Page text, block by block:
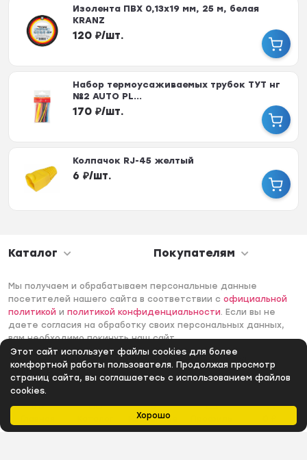
Хорошо
Этот сайт использует файлы cookies для более
комфортной работы пользователя. Продолжая просмотр
страниц сайта, вы соглашаетесь с использованием файлов
cookies.
Избранное
Изолента ПВХ 0,13х19 мм, 25 м, белая
KRANZ
120 ₽/шт.
Набор термоусаживаемых трубок ТУТ нг
№2 AUTO PL...
170 ₽/шт.
Колпачок RJ-45 желтый
6 ₽/шт.
Каталог Покупателям
Мы получаем и обрабатываем персональные данные
посетителей нашего сайта в соответствии софициальной
политикой иполитикой конфиденциальности. Если вы не
даете согласия на обработку своих персональных данных,
вам необходимо покинуть наш сайт.
© 2006 -2026 Интернет-магазин Лантек. Все права
защищены.